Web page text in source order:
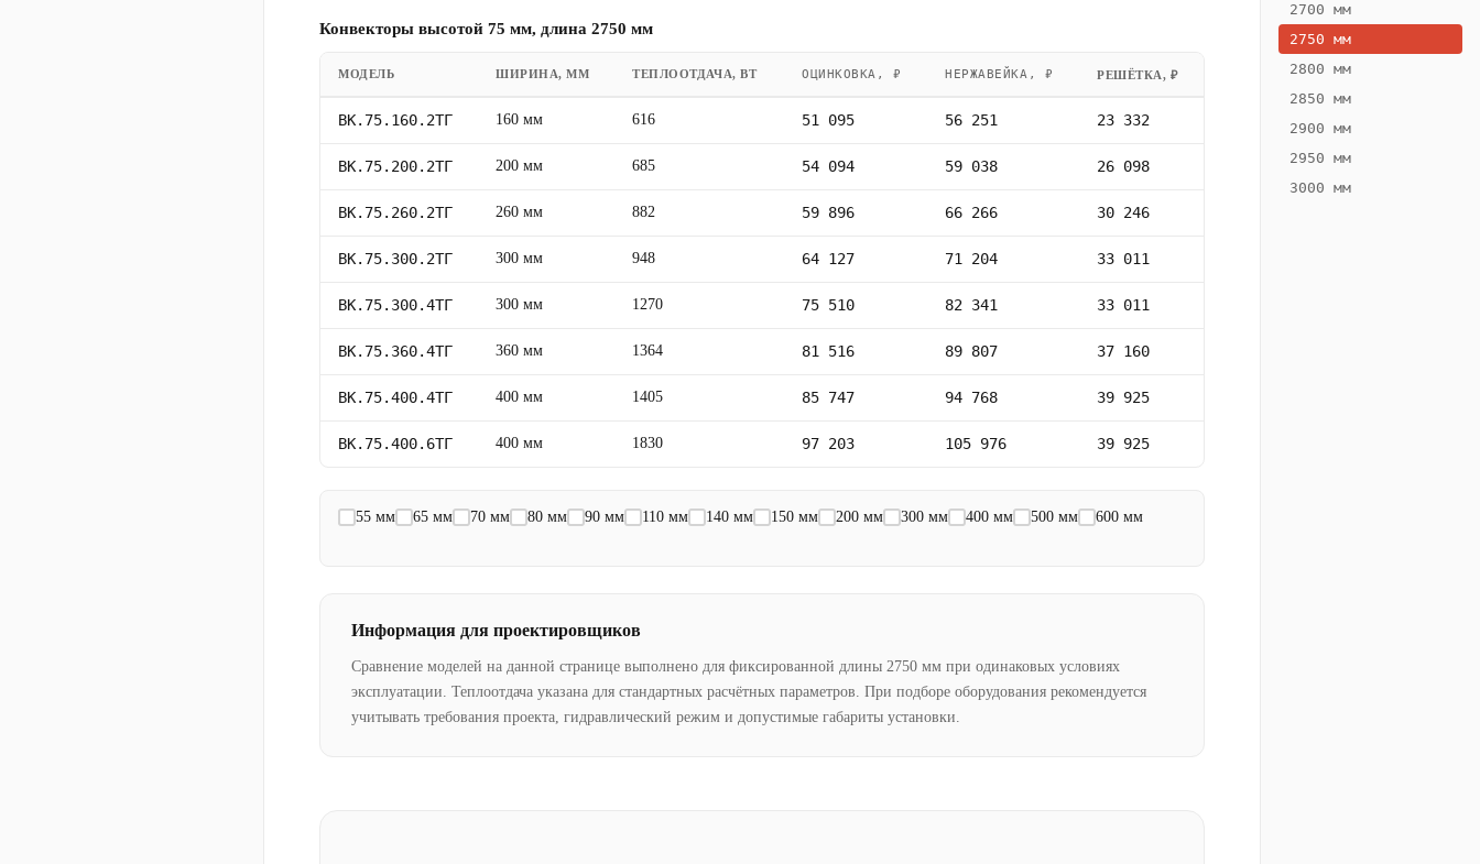
Конвекторы высотой 75 мм, длина 2750 мм
МОДЕЛЬ ШИРИНА, ММ ТЕПЛООТДАЧА, ВТ ОЦИНКОВКА, ₽ НЕРЖАВЕЙКА, ₽ РЕШЁТКА, ₽
ВК.75.160.2ТГ 160 мм 616 51 095 56 251 23 332
ВК.75.200.2ТГ 200 мм 685 54 094 59 038 26 098
ВК.75.260.2ТГ 260 мм 882 59 896 66 266 30 246
ВК.75.300.2ТГ 300 мм 948 64 127 71 204 33 011
ВК.75.300.4ТГ 300 мм 1270 75 510 82 341 33 011
ВК.75.360.4ТГ 360 мм 1364 81 516 89 807 37 160
ВК.75.400.4ТГ 400 мм 1405 85 747 94 768 39 925
ВК.75.400.6ТГ 400 мм 1830 97 203 105 976 39 925
55 мм 65 мм 70 мм 80 мм 90 мм 110 мм 140 мм 150 мм 200 мм 300 мм 400 мм 500 мм 600 мм
Информация для проектировщиков
Сравнение моделей на данной странице выполнено для фиксированной длины 2750 мм при одинаковых условиях
эксплуатации. Теплоотдача указана для стандартных расчётных параметров. При подборе оборудования рекомендуется
учитывать требования проекта, гидравлический режим и допустимые габариты установки.
2700 мм
2750 мм
2800 мм
2850 мм
2900 мм
2950 мм
3000 мм